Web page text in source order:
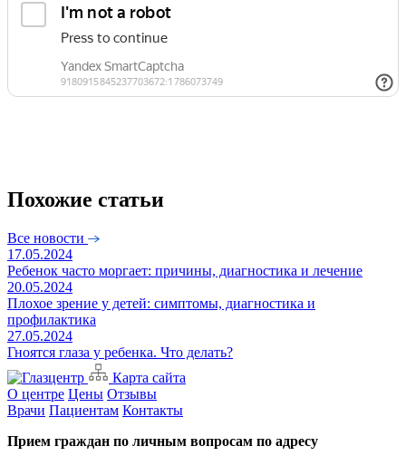
Похожие статьи
Все новости
17.05.2024
Ребенок часто моргает: причины, диагностика и лечение
20.05.2024
Плохое зрение у детей: симптомы, диагностика и
профилактика
27.05.2024
Гноятся глаза у ребенка. Что делать?
Карта сайта
О центре Цены Отзывы
Врачи Пациентам Контакты
Прием граждан по личным вопросам по адресу